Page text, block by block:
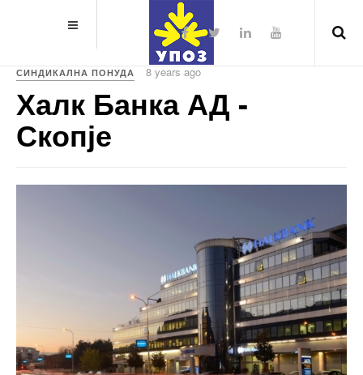
СИНДИКАЛНА ПОНУДА 8 years ago
Халк Банка АД -
Скопје